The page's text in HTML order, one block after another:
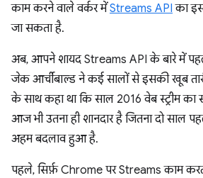
काम करने वाले वर्कर मेंStreams API का
जा सकता है.
अब, आपने शायद Streams API के बारे में पहले
जेक आर्चीबाल्ड ने कई सालों से इसकी खूब
के साथ कहा था कि साल 2016 वेब स्ट्रीम का
आज भी उतना ही शानदार है जितना दो साल
अहम बदलाव हुआ है.
पहले, सिर्फ़ Chrome पर Streams काम